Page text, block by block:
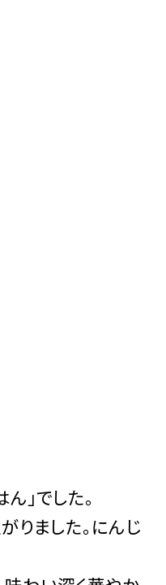
」でした。
りました。にんじ